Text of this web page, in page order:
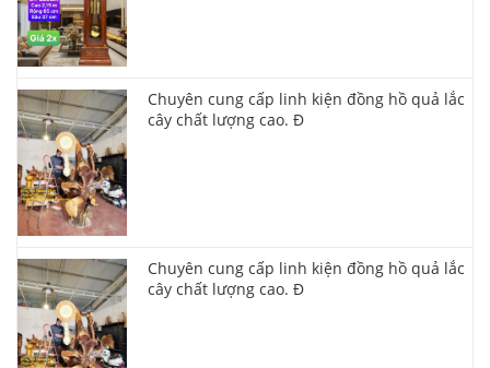
Chuyên cung cấp linh kiện đồng hồ quả lắc
cây chất lượng cao. Đ
Chuyên cung cấp linh kiện đồng hồ quả lắc
cây chất lượng cao. Đ